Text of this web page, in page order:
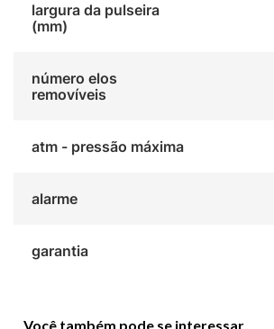
largura da pulseira
(mm)
número elos
removíveis
atm - pressão máxima
alarme
garantia
Você também pode se interessar